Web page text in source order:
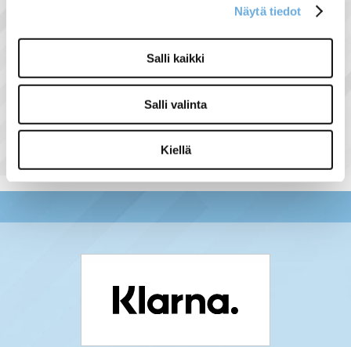
Näytä tiedot
Salli kaikki
Salli valinta
Kiellä
Näytä lisää tuotteita
Voimavirtatarvikkeet tuoteryhmästä